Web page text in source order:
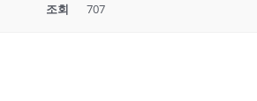
조회 707